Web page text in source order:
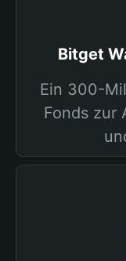
Bitget
Ein 300-
Fonds zur